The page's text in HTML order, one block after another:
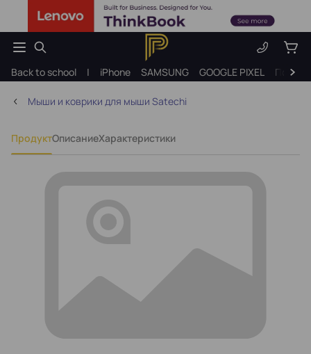
Back to school | iPhone SAMSUNG GOOGLE PIXEL
Мыши и коврики для мыши Satechi
ПродуктОписаниеХарактеристики